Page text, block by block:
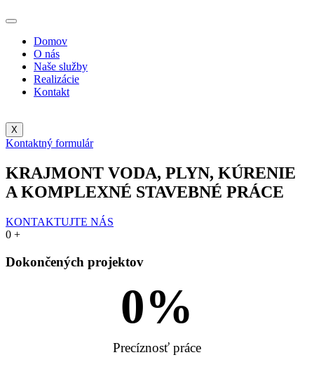
Domov
O nás
Naše služby
Realizácie
Kontakt
X
Kontaktný formulár
KRAJMONT VODA, PLYN, KÚRENIE
A KOMPLEXNÉ STAVEBNÉ PRÁCE
KONTAKTUJTE NÁS
0 +
Dokončených projektov
0%
Precíznosť práce